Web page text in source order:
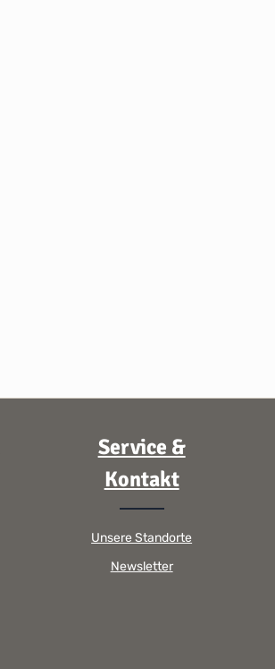
Service &
Kontakt
Unsere Standorte
Newsletter